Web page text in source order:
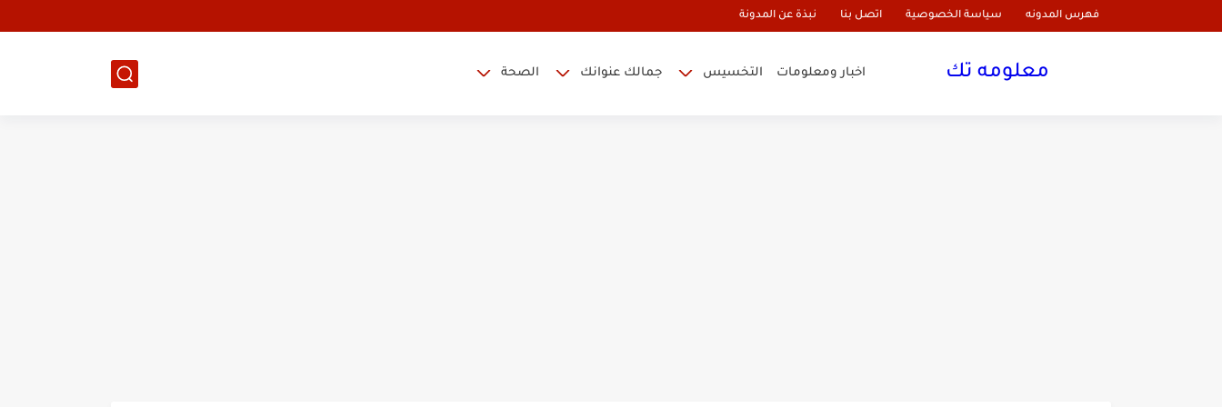
فهرس المدونه سياسة الخصوصية اتصل بنا نبذة عن المدونة
معلومه تك اخبار ومعلومات التخسيس جمالك عنوانك الصحة